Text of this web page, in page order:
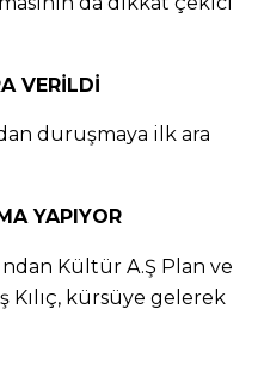
VERİLDİ
duruşmaya ilk ara
YAPIYOR
Kültür A.Ş Plan ve
Kılıç, kürsüye gelerek